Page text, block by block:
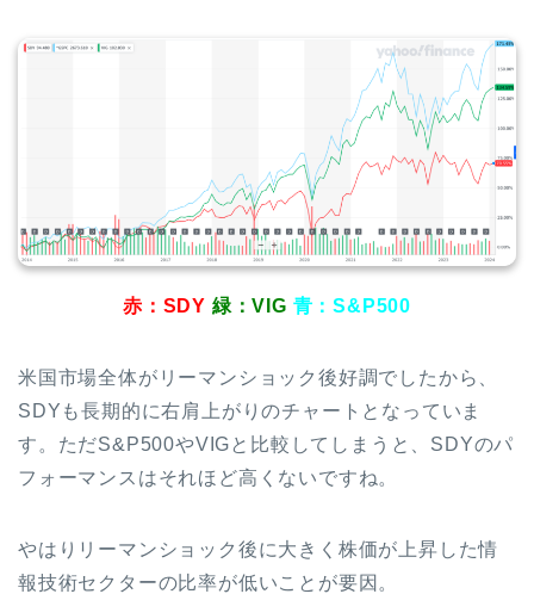
赤：SDY 緑：VIG 青：S&P500
米国市場全体がリーマンショック後好調でしたから、
SDYも長期的に右肩上がりのチャートとなっていま
す。ただS&P500やVIGと比較してしまうと、SDYのパ
フォーマンスはそれほど高くないですね。
やはりリーマンショック後に大きく株価が上昇した情
報技術セクターの比率が低いことが要因。